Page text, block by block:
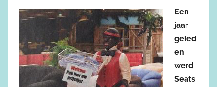
Een
jaar
geled
en
werd
Seats